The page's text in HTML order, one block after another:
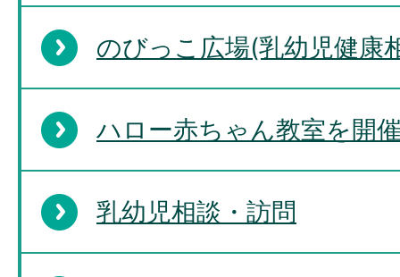
のびっこ広場(乳幼児健康
ハロー赤ちゃん教室を開
乳幼児相談・訪問